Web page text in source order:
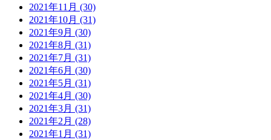
2021年11月 (30)
2021年10月 (31)
2021年9月 (30)
2021年8月 (31)
2021年7月 (31)
2021年6月 (30)
2021年5月 (31)
2021年4月 (30)
2021年3月 (31)
2021年2月 (28)
2021年1月 (31)